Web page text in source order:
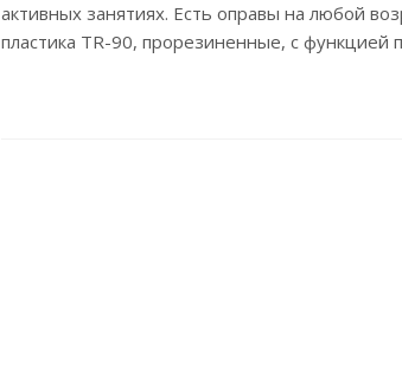
активных занятиях. Есть оправы на любой
пластика TR-90, прорезиненные, с функцией